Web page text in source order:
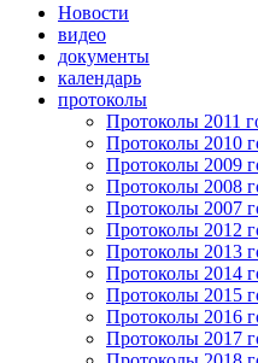
Новости
видео
документы
календарь
протоколы
Протоколы 2011
Протоколы 2010
Протоколы 2009
Протоколы 2008
Протоколы 2007
Протоколы 2012
Протоколы 2013
Протоколы 2014
Протоколы 2015
Протоколы 2016
Протоколы 2017